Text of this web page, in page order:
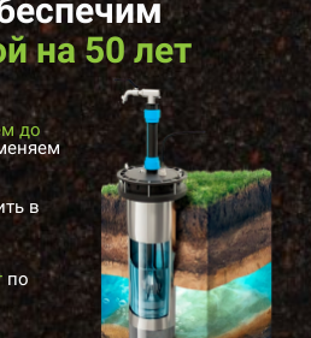
на 50 лет
до
в
по